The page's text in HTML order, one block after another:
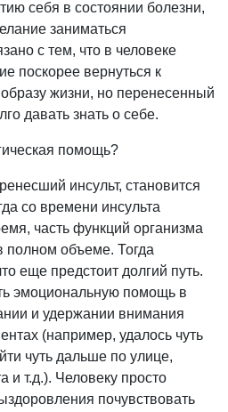
себя в состоянии болезни,
заниматься
с тем, что в человеке
поскорее вернуться к
жизни, но перенесенный
давать знать о себе.
помощь?
инсульт, становится
со времени инсульта
часть функций организма
полном объеме. Тогда
еще предстоит долгий путь.
эмоциональную помощь в
и удержании внимания
(например, удалось чуть
чуть дальше по улице,
и т.д.). Человеку просто
почувствовать